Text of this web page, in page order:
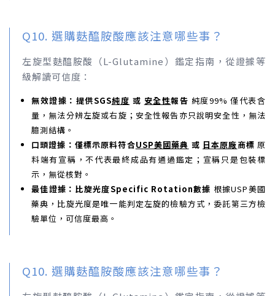
Q10. 選購麩醯胺酸應該注意哪些事？
左旋型麩醯胺酸（L-Glutamine）鑑定指南，從證據等
級解讀可信度：
無效證據：提供SGS純度 或 安全性報告 純度99% 僅代表含
量，無法分辨左旋或右旋；安全性報告亦只說明安全性，無法
臆測結構。
口頭證據：僅標示原料符合USP美國藥典 或 日本原廠商標 原
料端有宣稱，不代表最終成品有通過鑑定；宣稱只是包裝標
示，無從核對。
最佳證據：比旋光度Specific Rotation數據 根據USP美國
藥典，比旋光度是唯一能判定左旋的檢驗方式，委託第三方檢
驗單位，可信度最高。
Q10. 選購麩醯胺酸應該注意哪些事？